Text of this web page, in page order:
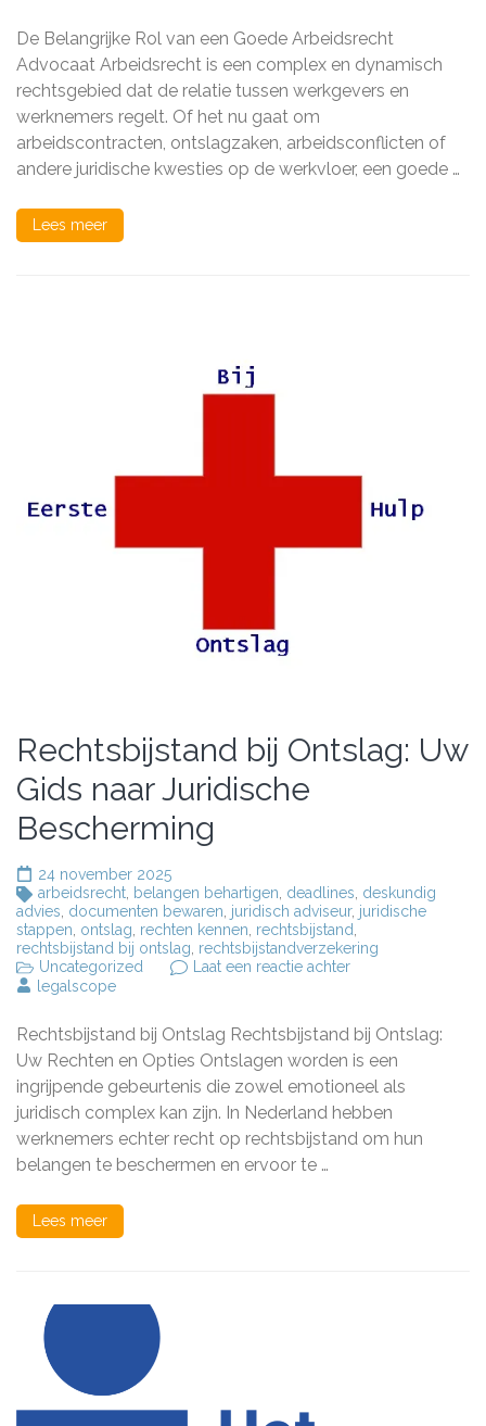
van
Een
Goede
Arbeidsrecht
Advocaat
De Belangrijke Rol van een Goede Arbeidsrecht
Advocaat Arbeidsrecht is een complex en dynamisch
rechtsgebied dat de relatie tussen werkgevers en
werknemers regelt. Of het nu gaat om
arbeidscontracten, ontslagzaken, arbeidsconflicten of
andere juridische kwesties op de werkvloer, een goede …
Lees meer
Rechtsbijstand bij Ontslag: Uw
Gids naar Juridische
Bescherming
24 november 2025
arbeidsrecht, belangen behartigen, deadlines, deskundig
advies, documenten bewaren, juridisch adviseur, juridische
stappen, ontslag, rechten kennen, rechtsbijstand,
rechtsbijstand bij ontslag, rechtsbijstandverzekering
Uncategorized
Laat een reactie achterop
Uw
Gids
naar
Juridische
Bescherming
legalscope
Rechtsbijstand bij Ontslag Rechtsbijstand bij Ontslag:
Uw Rechten en Opties Ontslagen worden is een
ingrijpende gebeurtenis die zowel emotioneel als
juridisch complex kan zijn. In Nederland hebben
werknemers echter recht op rechtsbijstand om hun
belangen te beschermen en ervoor te …
Lees meer